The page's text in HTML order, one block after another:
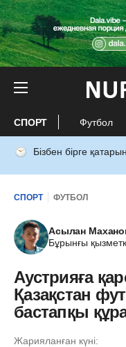
СПОРТ Футбол
Бізбен бірге
СПОРТ ФУТБОЛ
Асылан
Бұрынғы
Аустрияға
Қазақстан
бастапқы
Жарияланған күні: